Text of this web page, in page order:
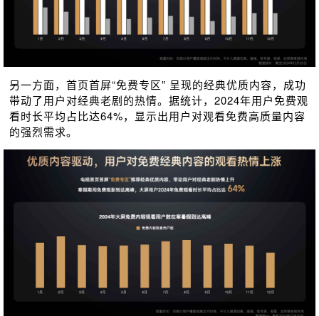
另一方面，首页首屏“免费专区” 呈现的经典优质内容，成功
带动了用户对经典老剧的热情。据统计，2024年用户免费观
看时长平均占比达64%，显示出用户对观看免费高质量内容
的强烈需求。